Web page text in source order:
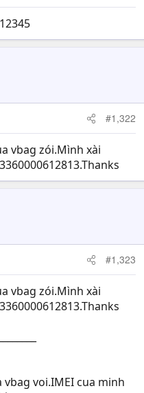
#1,322
vbag zói.Mình xài
#1,323
vbag zói.Mình xài
voi.IMEI cua minh